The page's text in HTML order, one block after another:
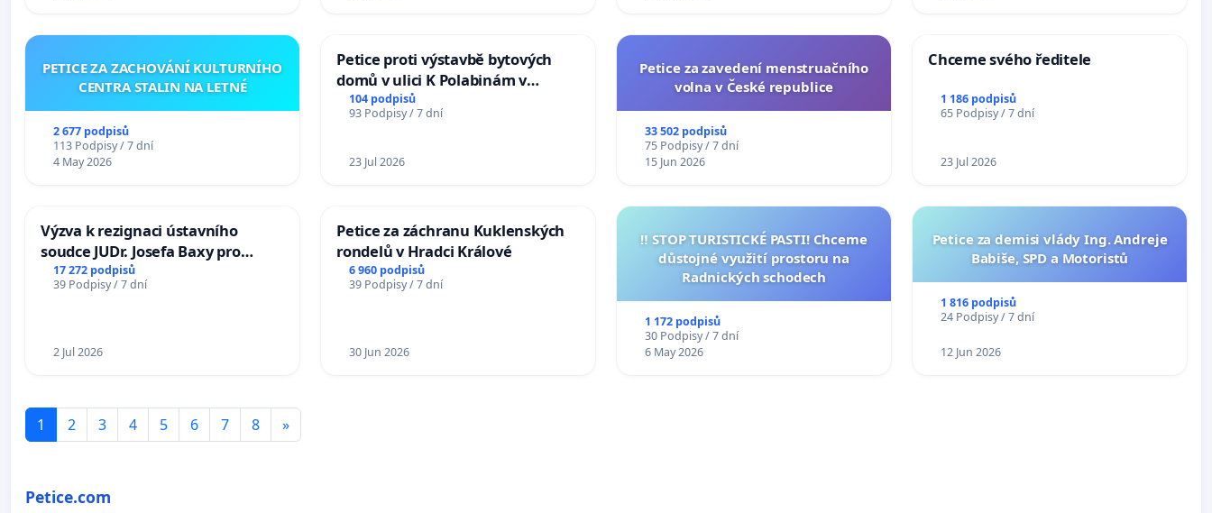
PETICE ZA ZACHOVÁNÍ KULTURNÍHO
CENTRA STALIN NA LETNÉ
2 677 podpisů
113 Podpisy / 7 dní
4 May 2026
Petice proti výstavbě bytových
domů v ulici K Polabinám v
Pardubicích
104 podpisů
93 Podpisy / 7 dní
23 Jul 2026
Petice za zavedení menstruačního
volna v České republice
33 502 podpisů
75 Podpisy / 7 dní
15 Jun 2026
Chceme svého ředitele
1 186 podpisů
65 Podpisy / 7 dní
23 Jul 2026
Výzva k rezignaci ústavního
soudce JUDr. Josefa Baxy pro
ohrožení důvěry ve spravedlivý
proces
17 272 podpisů
39 Podpisy / 7 dní
2 Jul 2026
Petice za záchranu Kuklenských
rondelů v Hradci Králové
6 960 podpisů
39 Podpisy / 7 dní
30 Jun 2026
‼️ STOP TURISTICKÉ PASTI! Chceme
důstojné využití prostoru na
Radnických schodech
1 172 podpisů
30 Podpisy / 7 dní
6 May 2026
Petice za demisi vlády Ing. Andreje
Babiše, SPD a Motoristů
1 816 podpisů
24 Podpisy / 7 dní
12 Jun 2026
1 2 3 4 5 6 7 8 »
Petice.com